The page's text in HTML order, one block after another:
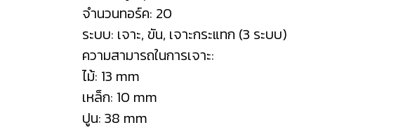
จำนวนทอร์ค: 20
ระบบ: เจาะ, ขัน, เจาะกระแทก (3 ระบบ)
ความสามารถในการเจาะ:
ไม้: 13 mm
เหล็ก: 10 mm
ปูน: 38 mm